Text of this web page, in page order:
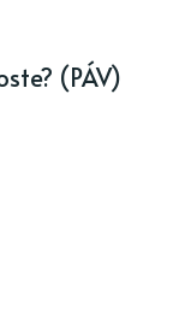
(PÁV)